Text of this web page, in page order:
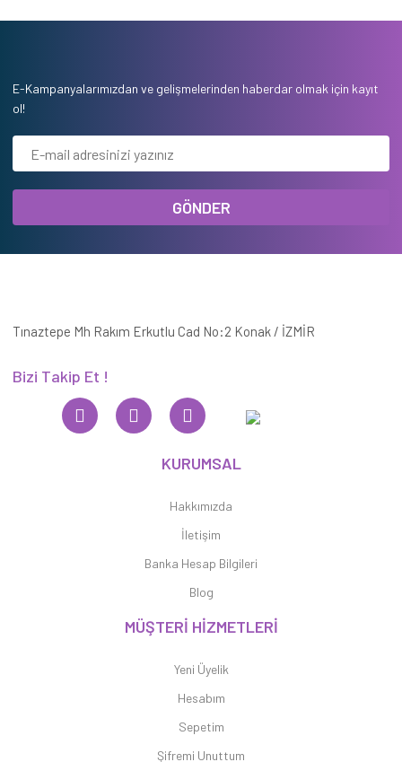
E-Kampanyalarımızdan ve gelişmelerinden haberdar olmak için kayıt
ol!
GÖNDER
Tınaztepe Mh Rakım Erkutlu Cad No:2 Konak / İZMİR
Bizi Takip Et !
KURUMSAL
Hakkımızda
İletişim
Banka Hesap Bilgileri
Blog
MÜŞTERİ HİZMETLERİ
Yeni Üyelik
Hesabım
Sepetim
Şifremi Unuttum